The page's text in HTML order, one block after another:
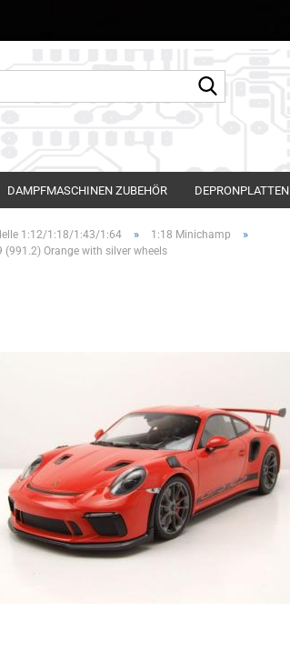
DAMPFMASCHINEN ZUBEHÖR DEPRONPLATTEN
1:12/1:18/1:43/1:64 » 1:18 Minichamp »
(991.2) Orange with silver wheels